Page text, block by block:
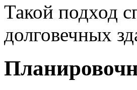
Такой подход
долговечных